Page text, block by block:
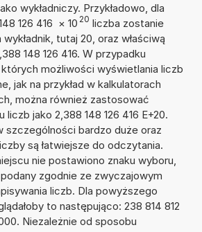
wykładniczy. Przykładowo, dla
126 416 × 10 20 liczba zostanie
tutaj 20, oraz właściwą
148 126 416. W przypadku
możliwości wyświetlania liczb
jak na przykład w kalkulatorach
można również zastosować
liczb jako 2,388 148 126 416 E+20.
szczególności bardzo duże oraz
są łatwiejsze do odczytania.
nie postawiono znaku wyboru,
zgodnie ze zwyczajowym
liczb. Dla powyższego
to następująco: 238 814 812
Niezależnie od sposobu